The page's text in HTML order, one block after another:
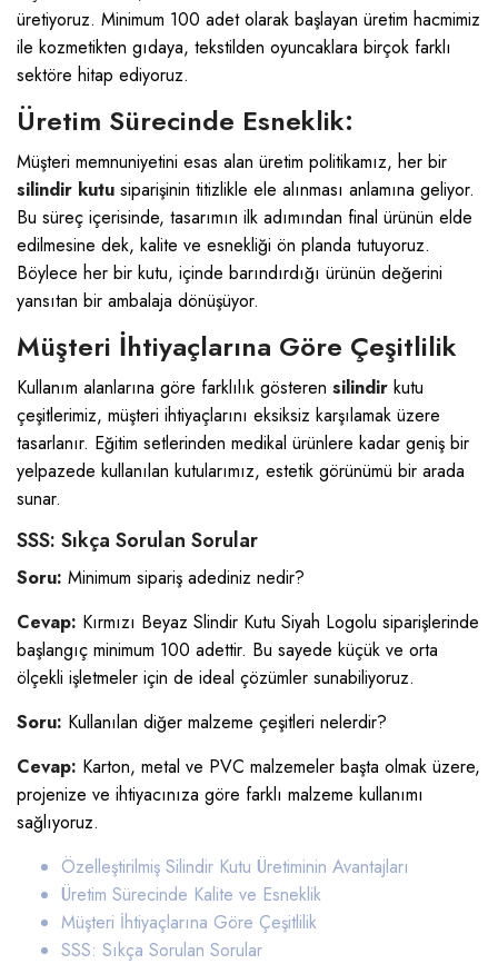
üretiyoruz. Minimum 100 adet olarak başlayan üretim hacmimiz
ile kozmetikten gıdaya, tekstilden oyuncaklara birçok farklı
sektöre hitap ediyoruz.
Üretim Sürecinde Esneklik:
Müşteri memnuniyetini esas alan üretim politikamız, her bir
silindir kutu siparişinin titizlikle ele alınması anlamına geliyor.
Bu süreç içerisinde, tasarımın ilk adımından final ürünün elde
edilmesine dek, kalite ve esnekliği ön planda tutuyoruz.
Böylece her bir kutu, içinde barındırdığı ürünün değerini
yansıtan bir ambalaja dönüşüyor.
Müşteri İhtiyaçlarına Göre Çeşitlilik
Kullanım alanlarına göre farklılık gösteren silindir kutu
çeşitlerimiz, müşteri ihtiyaçlarını eksiksiz karşılamak üzere
tasarlanır. Eğitim setlerinden medikal ürünlere kadar geniş bir
yelpazede kullanılan kutularımız, estetik görünümü bir arada
sunar.
SSS: Sıkça Sorulan Sorular
Soru: Minimum sipariş adediniz nedir?
Cevap: Kırmızı Beyaz Slindir Kutu Siyah Logolu siparişlerinde
başlangıç minimum 100 adettir. Bu sayede küçük ve orta
ölçekli işletmeler için de ideal çözümler sunabiliyoruz.
Soru: Kullanılan diğer malzeme çeşitleri nelerdir?
Cevap: Karton, metal ve PVC malzemeler başta olmak üzere,
projenize ve ihtiyacınıza göre farklı malzeme kullanımı
sağlıyoruz.
Özelleştirilmiş Silindir Kutu Üretiminin Avantajları
Üretim Sürecinde Kalite ve Esneklik
Müşteri İhtiyaçlarına Göre Çeşitlilik
SSS: Sıkça Sorulan Sorular